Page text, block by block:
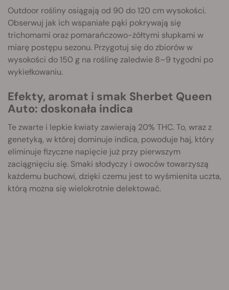
Outdoor rośliny osiągają od 90 do 120 cm wysokości.
Obserwuj jak ich wspaniałe pąki pokrywają się
trichomami oraz pomarańczowo-żółtymi słupkami w
miarę postępu sezonu. Przygotuj się do zbiorów w
wysokości do 150 g na roślinę zaledwie 8–9 tygodni po
wykiełkowaniu.
Efekty, aromat i smak Sherbet Queen
Auto: doskonała indica
Te zwarte i lepkie kwiaty zawierają 20% THC. To, wraz z
genetyką, w której dominuje indica, powoduje haj, który
eliminuje fizyczne napięcie już przy pierwszym
zaciągnięciu się. Smaki słodyczy i owoców towarzyszą
każdemu buchowi, dzięki czemu jest to wyśmienita uczta,
którą można się wielokrotnie delektować.